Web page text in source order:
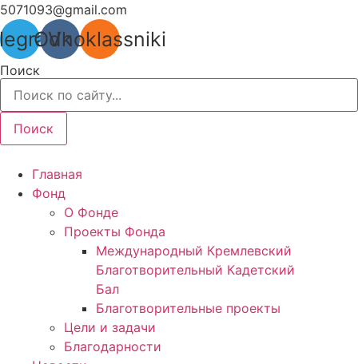
Перейти
к
содержимому
5071093@gmail.com
Vk
Odnoklassniki
Поиск
Поиск
Главная
Фонд
О Фонде
Проекты Фонда
Международный Кремлевский
Благотворительный Кадетский
Бал
Благотворительные проекты
Цели и задачи
Благодарности